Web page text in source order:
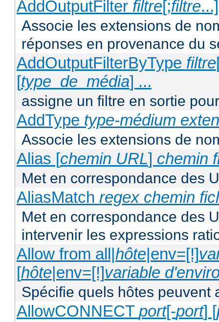
AddOutputFilter filtre[;filtre
Associe les extensions de
réponses en provenance du
AddOutputFilterByType filtre
[type_de_média] ...
assigne un filtre en sortie
AddType type-médium
Associe les extensions de
Alias [chemin URL] chemin
Met en correspondance des
AliasMatch regex chemin
Met en correspondance des
intervenir les expressions
Allow from all|hôte|env=[!]
[hôte|env=[!]variable
Spécifie quels hôtes peuvent
AllowCONNECT port[-port] [